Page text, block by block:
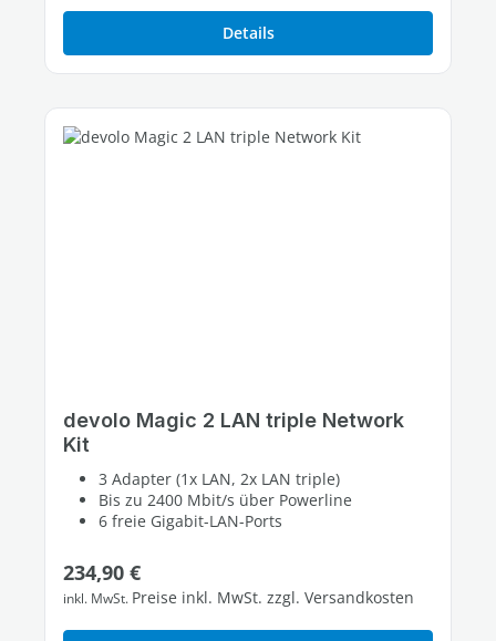
Details
devolo Magic 2 LAN triple Network
Kit
3 Adapter (1x LAN, 2x LAN triple)
Bis zu 2400 Mbit/s über Powerline
6 freie Gigabit-LAN-Ports
Regulärer Preis:
234,90 €
inkl. MwSt. Preise inkl. MwSt. zzgl. Versandkosten